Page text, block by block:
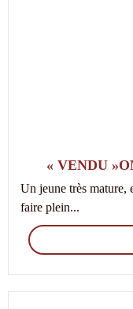
« VENDU
Un jeune très mature,
faire plein...